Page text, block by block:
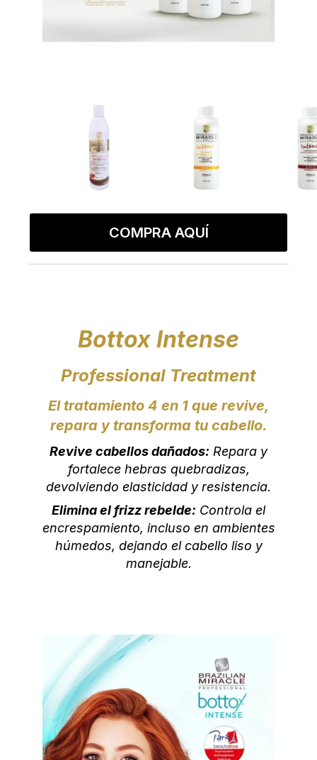
COMPRA AQUÍ
Bottox Intense
Professional Treatment
El tratamiento 4 en 1 que revive,
repara y transforma tu cabello.
Revive cabellos dañados: Repara y
fortalece hebras quebradizas,
devolviendo elasticidad y resistencia.
Elimina el frizz rebelde: Controla el
encrespamiento, incluso en ambientes
húmedos, dejando el cabello liso y
manejable.